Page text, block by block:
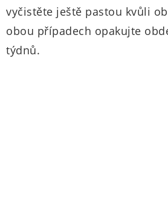
vyčistěte ještě pastou kvůli
obou případech opakujte
týdnů.